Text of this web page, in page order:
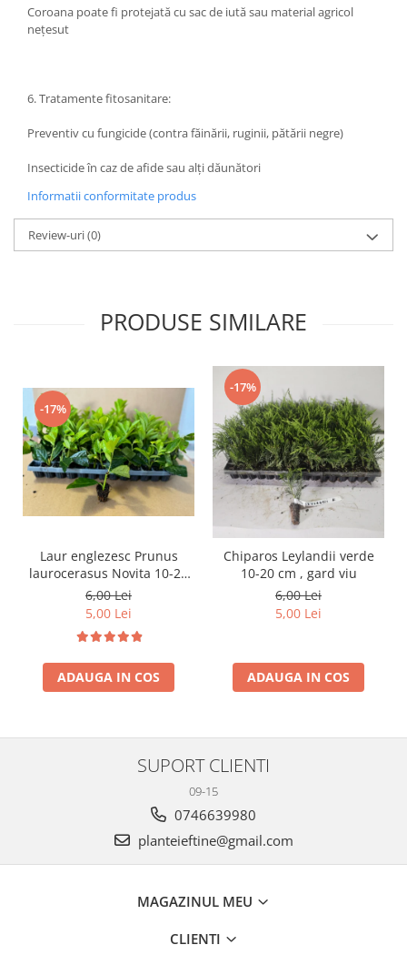
Coroana poate fi protejată cu sac de iută sau material agricol
nețesut
6. Tratamente fitosanitare:
Preventiv cu fungicide (contra făinării, ruginii, pătării negre)
Insecticide în caz de afide sau alți dăunători
Informatii conformitate produs
Review-uri(0)
PRODUSE SIMILARE
-17%
Laur englezesc Prunus
laurocerasus Novita 10-20
cm
6,00 Lei
5,00 Lei
ADAUGA IN COS
-17%
Chiparos Leylandii verde
10-20 cm , gard viu
6,00 Lei
5,00 Lei
ADAUGA IN COS
SUPORT CLIENTI
09-15
0746639980
planteieftine@gmail.com
MAGAZINUL MEU
CLIENTI